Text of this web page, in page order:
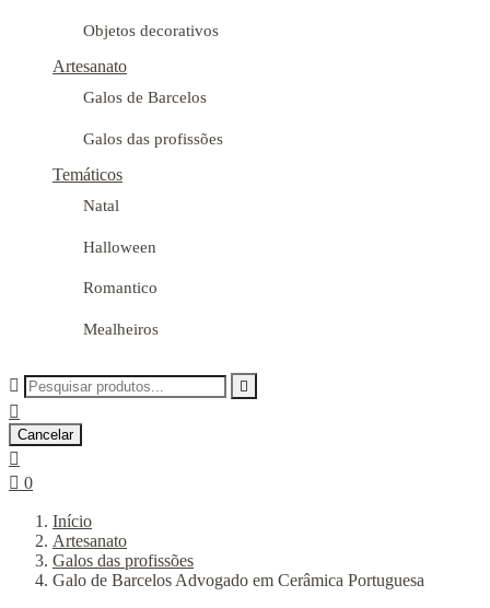
Objetos decorativos
Artesanato
Galos de Barcelos
Galos das profissões
Temáticos
Natal
Halloween
Romantico
Mealheiros
 

Cancelar

 0
Início
Artesanato
Galos das profissões
Galo de Barcelos Advogado em Cerâmica Portuguesa